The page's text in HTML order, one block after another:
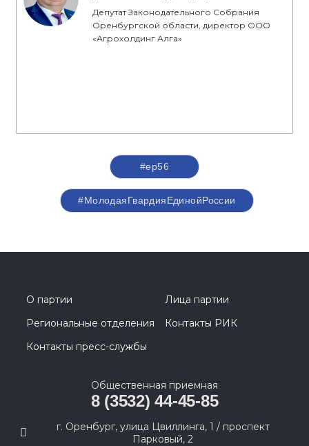
Депутат Законодательного Собрания
Оренбургской области, директор ООО
«Агрохолдинг Алга»
#ер56
#МолодаяГвардияЕдинойРоссии
О партии
Лица партии
Региональные отделения
Контакты РИК
Контакты пресс-службы
Общественная приемная
8 (3532) 44-45-85
г. Оренбург, улица Цвиллинга, 1 / проспект
Парковый, 2